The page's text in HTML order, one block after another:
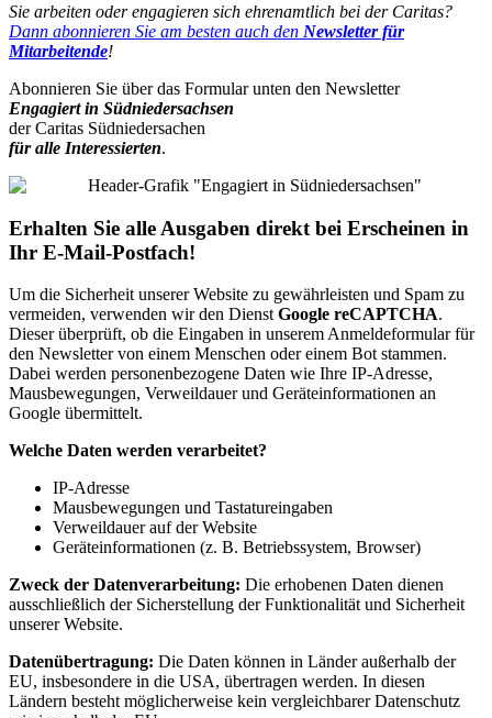
Sie arbeiten oder engagieren sich ehrenamtlich bei der Caritas?
Dann abonnieren Sie am besten auch den Newsletter für
Mitarbeitende!
Abonnieren Sie über das Formular unten den Newsletter
Engagiert in Südniedersachsen
der Caritas Südniedersachen
für alle Interessierten.
Erhalten Sie alle Ausgaben direkt bei Erscheinen in
Ihr E-Mail-Postfach!
Um die Sicherheit unserer Website zu gewährleisten und Spam zu
vermeiden, verwenden wir den Dienst Google reCAPTCHA.
Dieser überprüft, ob die Eingaben in unserem Anmeldeformular für
den Newsletter von einem Menschen oder einem Bot stammen.
Dabei werden personenbezogene Daten wie Ihre IP-Adresse,
Mausbewegungen, Verweildauer und Geräteinformationen an
Google übermittelt.
Welche Daten werden verarbeitet?
IP-Adresse
Mausbewegungen und Tastatureingaben
Verweildauer auf der Website
Geräteinformationen (z. B. Betriebssystem, Browser)
Zweck der Datenverarbeitung: Die erhobenen Daten dienen
ausschließlich der Sicherstellung der Funktionalität und Sicherheit
unserer Website.
Datenübertragung: Die Daten können in Länder außerhalb der
EU, insbesondere in die USA, übertragen werden. In diesen
Ländern besteht möglicherweise kein vergleichbarer Datenschutz